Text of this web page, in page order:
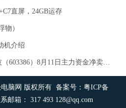
直屏，24GB运存
物）
机介绍
股票行情快报：骏亚科技（603386）8月11日主力资金净卖出89.98万元
脑网 版权所有 备案号： 粤ICP备
箱： 317 493 128@qq.com